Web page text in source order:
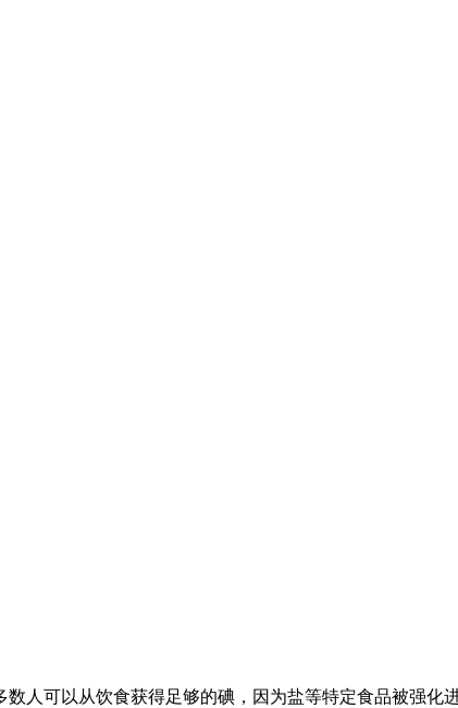
人可以从饮食获得足够的碘，因为盐等特定食品被强